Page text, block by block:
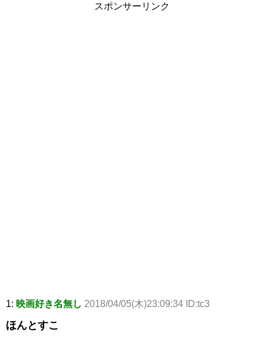
スポンサーリンク
1: 映画好き名無し 2018/04/05(木)23:09:34 ID:tc3
ほんとすこ